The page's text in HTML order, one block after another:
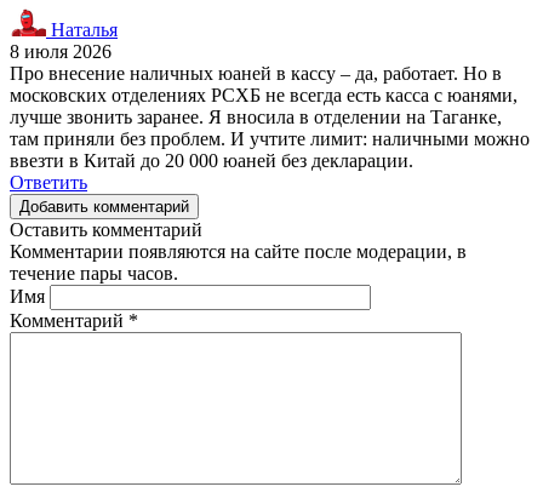
Наталья
8 июля 2026
Про внесение наличных юаней в кассу – да, работает. Но в
московских отделениях РСХБ не всегда есть касса с юанями,
лучше звонить заранее. Я вносила в отделении на Таганке,
там приняли без проблем. И учтите лимит: наличными можно
ввезти в Китай до 20 000 юаней без декларации.
Ответить
Добавить комментарий
Оставить комментарий
Комментарии появляются на сайте после модерации, в
течение пары часов.
Имя
Комментарий *